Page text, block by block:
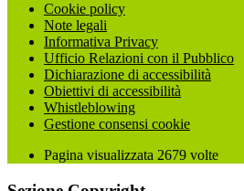
Cookie policy
Note legali
Informativa Privacy
Ufficio Relazioni con il Pubblico
Dichiarazione di accessibilità
Obiettivi di accessibilità
Whistleblowing
Gestione consensi cookie
Pagina visualizzata 2679 volte